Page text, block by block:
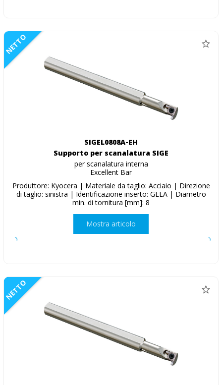
NETTO
SIGEL0808A-EH
Supporto per scanalatura SIGE
per scanalatura interna
Excellent Bar
Produttore: Kyocera | Materiale da taglio: Acciaio | Direzione
di taglio: sinistra | Identificazione inserto: GELA | Diametro
min. di tornitura [mm]: 8
Mostra articolo
NETTO